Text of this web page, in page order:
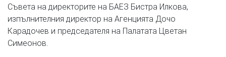
Съвета на директорите на БАЕЗ Бистра Илкова,
изпълнителния директор на Агенцията Дочо
Карадочев и председателя на Палатата Цветан
Симеонов.